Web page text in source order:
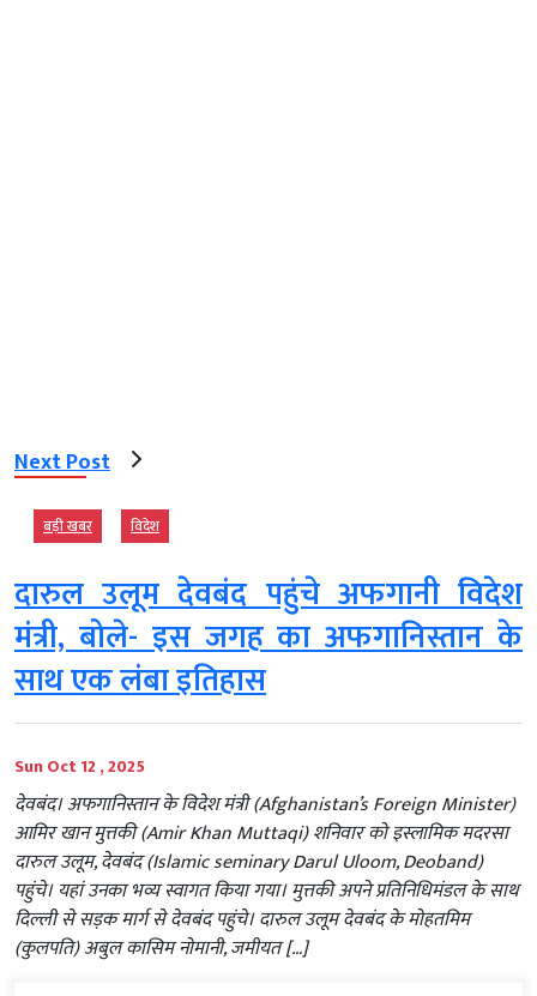
Next Post
बड़ी खबर विदेश
दारुल उलूम देवबंद पहुंचे अफगानी विदेश
मंत्री, बोले- इस जगह का अफगानिस्तान के
साथ एक लंबा इतिहास
Sun Oct 12 , 2025
देवबंद। अफगानिस्तान के विदेश मंत्री (Afghanistan’s Foreign Minister)
आमिर खान मुत्तकी (Amir Khan Muttaqi) शनिवार को इस्लामिक मदरसा
दारुल उलूम, देवबंद (Islamic seminary Darul Uloom, Deoband)
पहुंचे। यहां उनका भव्य स्वागत किया गया। मुत्तकी अपने प्रतिनिधिमंडल के साथ
दिल्ली से सड़क मार्ग से देवबंद पहुंचे। दारुल उलूम देवबंद के मोहतमिम
(कुलपति) अबुल कासिम नोमानी, जमीयत […]